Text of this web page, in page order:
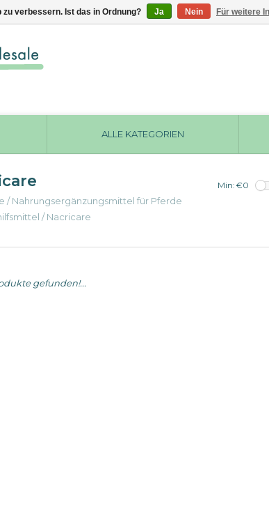
ALLE KATEGORIEN
/Nahrungsergänzungsmittel für Pferde
/Nacricare
Min: €0
gefunden!...
verbessern. Ist das in Ordnung? Ja Nein Für weitere